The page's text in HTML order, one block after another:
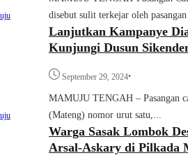
disebut sulit terkejar oleh
Lanjutkan Kampanye
Kunjungi Dusun
September 29, 2024•
MAMUJU TENGAH – Pasangan
(Mateng) nomor urut satu,...
Warga Sasak Lombok
Arsal-Askary di Pilkada